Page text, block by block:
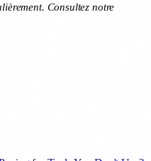
Consultez notre